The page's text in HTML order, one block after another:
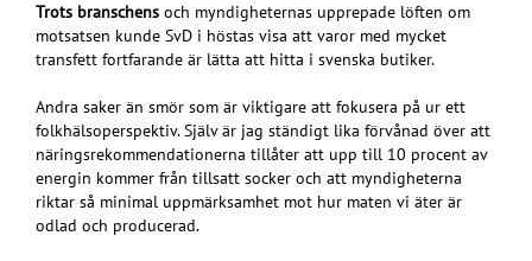
Trots branschens och myndigheternas upprepade löften om
motsatsen kunde SvD i höstas visa att varor med mycket
transfett fortfarande är lätta att hitta i svenska butiker.
Andra saker än smör som är viktigare att fokusera på ur ett
folkhälsoperspektiv. Själv är jag ständigt lika förvånad över att
näringsrekommendationerna tillåter att upp till 10 procent av
energin kommer från tillsatt socker och att myndigheterna
riktar så minimal uppmärksamhet mot hur maten vi äter är
odlad och producerad.